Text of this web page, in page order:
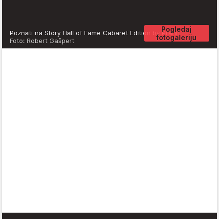
Pogledaj
fotogaleriju
Poznati na Story Hall of Fame Cabaret Edition by Prahir
Foto: Robert Gašpert